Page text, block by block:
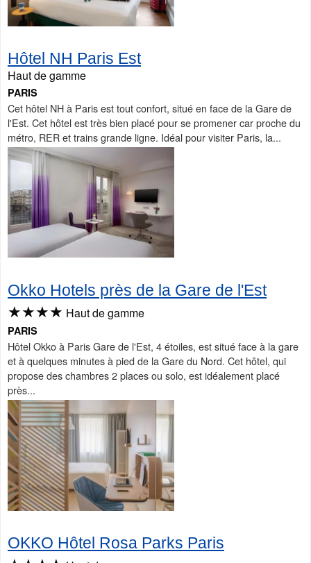
Hôtel NH Paris Est
Haut de gamme
PARIS
Cet hôtel NH à Paris est tout confort, situé en face de la Gare de
l'Est. Cet hôtel est très bien placé pour se promener car proche du
métro, RER et trains grande ligne. Idéal pour visiter Paris, la...
Okko Hotels près de la Gare de l'Est
★★★★ Haut de gamme
PARIS
Hôtel Okko à Paris Gare de l'Est, 4 étoiles, est situé face à la gare
et à quelques minutes à pied de la Gare du Nord. Cet hôtel, qui
propose des chambres 2 places ou solo, est idéalement placé
près...
OKKO Hôtel Rosa Parks Paris